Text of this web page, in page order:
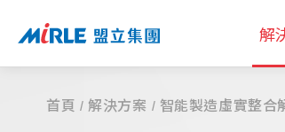
解
首頁 解決方案 智能製造虛實整合